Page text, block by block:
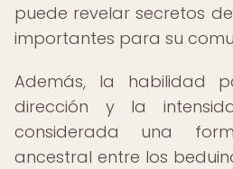
puede revelar secretos
importantes para su
Además, la habilidad
dirección y la
considerada una
ancestral entre los